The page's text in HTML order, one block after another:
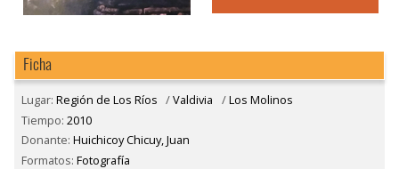
Ficha
Lugar: Región de Los Ríos /Valdivia /Los Molinos
Tiempo: 2010
Donante: Huichicoy Chicuy, Juan
Formatos: Fotografía